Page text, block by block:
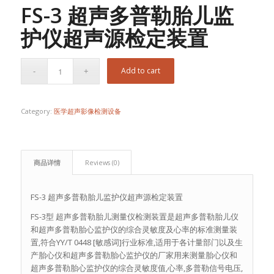
FS-3 超声多普勒胎儿监
护仪超声源检定装置
Add to cart
Category: 医学超声影像检测设备
商品详情 Reviews (0)
FS-3 超声多普勒胎儿监护仪超声源检定装置
FS-3型 超声多普勒胎儿测量仪检测装置是超声多普勒胎儿仪
和超声多普勒胎心监护仪的综合灵敏度及心率的标准测量装
置,符合YY/T 0448 [敏感词]行业标准,适用于各计量部门以及生
产胎心仪和超声多普勒胎心监护仪的厂家用来测量胎心仪和
超声多普勒胎心监护仪的综合灵敏度值,心率,多普勒信号电压,